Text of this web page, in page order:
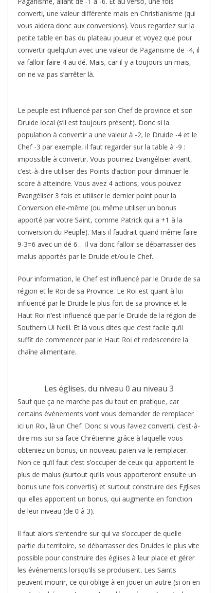
converti, une valeur différente mais en Christianisme (qui
vous aidera donc aux conversions). Vous regardez sur la
petite table en bas du plateau joueur et voyez que pour
convertir quelqu’un avec une valeur de Paganisme de -4, il
va falloir faire 4 au dé. Mais, car il y a toujours un mais,
on ne va pas s’arrêter là.
Le peuple est influencé par son Chef de province et son
Druide local (s’il est toujours présent). Donc si la
population à convertir a une valeur à -2, le Druide -4 et le
Chef -3 par exemple, il faut regarder sur la table à -9 :
impossible à convertir. Vous pourriez Evangéliser avant,
c’est-à-dire utiliser des Points d’action pour diminuer le
score à atteindre. Vous avez 4 actions, vous pouvez
Evangéliser 3 fois et utiliser le dernier point pour la
Conversion elle-même (ou même utiliser un bonus
apporté par votre Saint, comme Patrick qui a +1 à la
conversion du Peuple). Mais il faudrait quand même faire
9-3=6 avec un dé 6… Il va donc falloir se débarrasser des
malus apportés par le Druide et/ou le Chef.
Pour information, le Chef est influencé par le Druide de sa
région et le Roi de sa Province. Le Roi est quant à lui
influencé par le Druide le plus fort de sa province et le
Haut Roi n’est influencé que par le Druide de la région de
Southern Ui Neill. Et là vous dites que c’est facile qu’il
suffit de commencer par le Haut Roi et redescendre la
chaîne alimentaire.
Les églises, du niveau 0 au niveau 3
Sauf que ça ne marche pas du tout en pratique, car
certains événements vont vous demander de remplacer
ici un Roi, là un Chef. Donc si vous l’aviez converti, c’est-à-
dire mis sur sa face Chrétienne grâce à laquelle vous
obteniez un bonus, un nouveau païen va le remplacer.
Non ce qu’il faut c’est s’occuper de ceux qui apportent le
plus de malus (surtout qu’ils vous apporteront ensuite un
bonus une fois convertis) et surtout construire des Eglises
qui elles apportent un bonus, qui augmente en fonction
de leur niveau (de 0 à 3).
Il faut alors s’entendre sur qui va s’occuper de quelle
partie du territoire, se débarrasser des Druides le plus vite
possible pour construire des églises à leur place et gérer
les événements lorsqu’ils se produisent. Les Saints
peuvent mourir, ce qui oblige à en jouer un autre (si on en